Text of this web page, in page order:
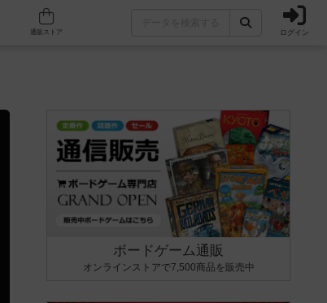
人気ボードゲーム ログイン
ボードゲーム通販
オンラインストアで7,500商品を販売中